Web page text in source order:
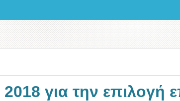
για την επιλογή